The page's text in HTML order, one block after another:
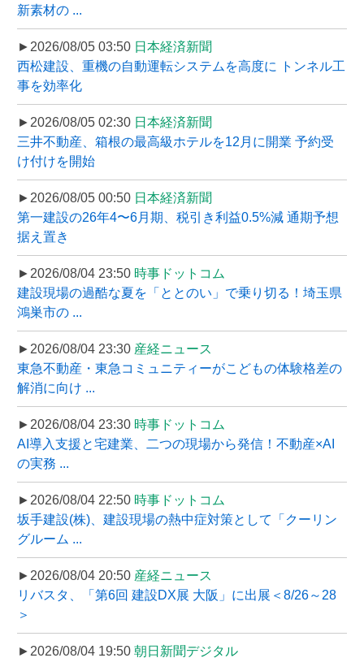
新素材の ...
►2026/08/05 03:50 日本経済新聞
西松建設、重機の自動運転システムを高度に トンネル工
事を効率化
►2026/08/05 02:30 日本経済新聞
三井不動産、箱根の最高級ホテルを12月に開業 予約受
け付けを開始
►2026/08/05 00:50 日本経済新聞
第一建設の26年4〜6月期、税引き利益0.5%減 通期予想
据え置き
►2026/08/04 23:50 時事ドットコム
建設現場の過酷な夏を「ととのい」で乗り切る！埼玉県
鴻巣市の ...
►2026/08/04 23:30 産経ニュース
東急不動産・東急コミュニティーがこどもの体験格差の
解消に向け ...
►2026/08/04 23:30 時事ドットコム
AI導入支援と宅建業、二つの現場から発信！不動産×AI
の実務 ...
►2026/08/04 22:50 時事ドットコム
坂手建設(株)、建設現場の熱中症対策として「クーリン
グルーム ...
►2026/08/04 20:50 産経ニュース
リバスタ、「第6回 建設DX展 大阪」に出展＜8/26～28
＞
►2026/08/04 19:50 朝日新聞デジタル